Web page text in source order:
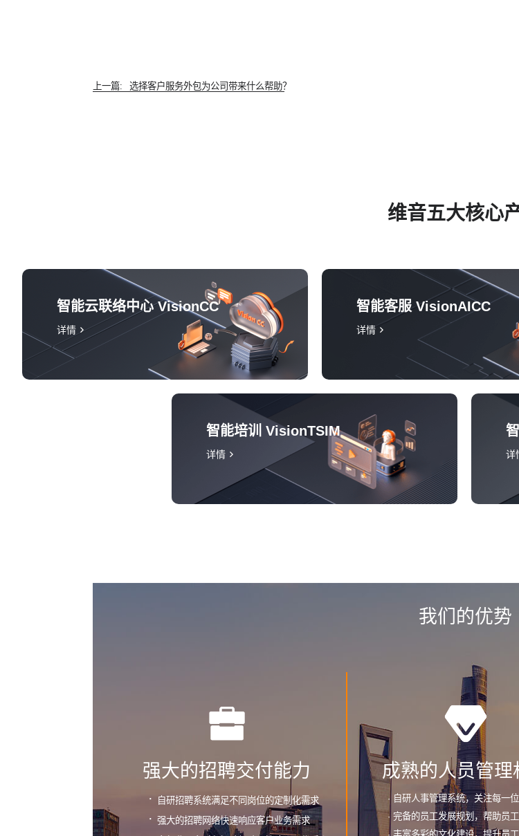
上一篇: 选择客户服务外包为公司带来什么帮助？
维音五大核心
智能云联络中心 VisionCC
详情
智能客服 VisionAICC
详情
智能培训 VisionTSIM
详情 详
我们的优势
强大的招聘交付能力
· 自研招聘系统满足不同岗位的定制化需求
· 强大的招聘网络快速响应客户业务需求
成熟的人员管理
· 自研人事管理系统，关注每一
· 完备的员工发展规划，帮助员